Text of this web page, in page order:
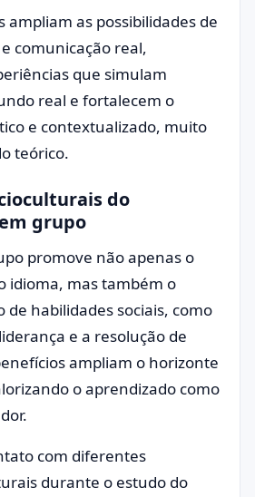
ampliam as possibilidades de
comunicação real,
que simulam
real e fortalecem o
e contextualizado, muito
teórico.
do
grupo
promove não apenas o
idioma, mas também o
de habilidades sociais, como
e a resolução de
ampliam o horizonte
o aprendizado como
com diferentes
durante o estudo do